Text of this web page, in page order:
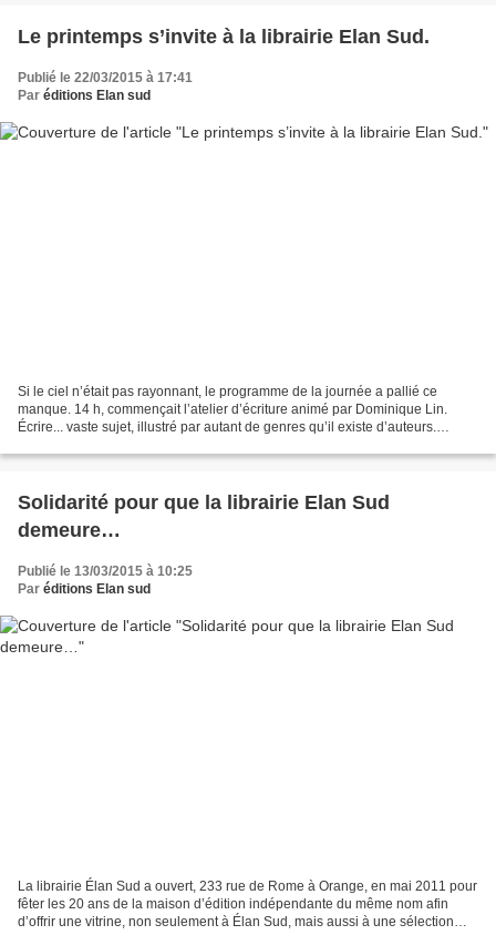
Le printemps s’invite à la librairie Elan Sud.
Publié le 22/03/2015 à 17:41
Par éditions Elan sud
Si le ciel n’était pas rayonnant, le programme de la journée a pallié ce
manque. 14 h, commençait l’atelier d’écriture animé par Dominique Lin.
Écrire... vaste sujet, illustré par autant de genres qu’il existe d’auteurs.
Solidarité pour que la librairie Elan Sud
demeure…
Publié le 13/03/2015 à 10:25
Par éditions Elan sud
La librairie Élan Sud a ouvert, 233 rue de Rome à Orange, en mai 2011 pour
fêter les 20 ans de la maison d’édition indépendante du même nom afin
d’offrir une vitrine, non seulement à Élan Sud, mais aussi à une sélection